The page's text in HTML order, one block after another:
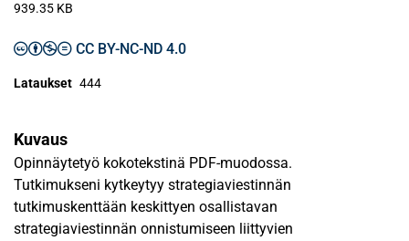
939.35 KB
CC BY-NC-ND 4.0
Lataukset 444
Kuvaus
Opinnäytetyö kokotekstinä PDF-muodossa.
Tutkimukseni kytkeytyy strategiaviestinnän
tutkimuskenttään keskittyen osallistavan
strategiaviestinnän onnistumiseen liittyvien